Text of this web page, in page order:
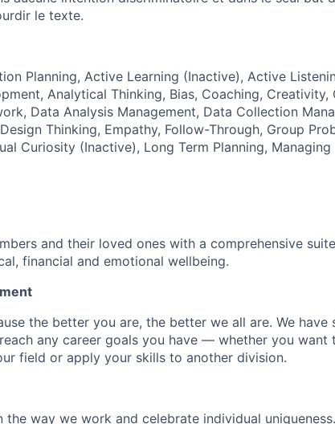
le texte.
Planning, Active Learning (Inactive), Active
Analytical Thinking, Bias, Coaching, Creativity,
Data Analysis Management, Data Collection
Thinking, Empathy, Follow-Through, Group
Curiosity (Inactive), Long Term Planning, Managing
and their loved ones with a comprehensive
financial and emotional wellbeing.
the better you are, the better we all are. We have
any career goals you have — whether you want
field or apply your skills to another division.
way we work and celebrate individual